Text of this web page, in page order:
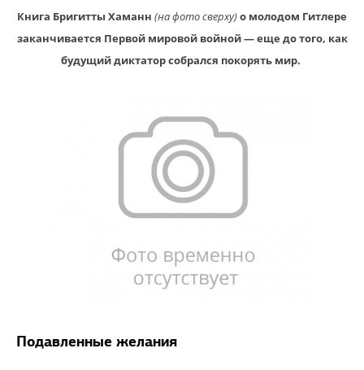
Книга Бригитты Хаманн (на фото сверху)о молодом Гитлере
заканчивается Первой мировой войной — еще до того, как
будущий диктатор собрался покорять мир.
Подавленные желания